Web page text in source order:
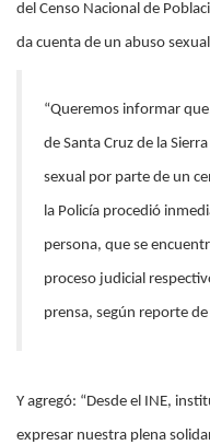
del Censo Nacional de
da cuenta de un abuso
“Queremos informar
de Santa Cruz de la
sexual por parte de un
la Policía procedió
persona, que se
proceso judicial
prensa, según reporte de
Y agregó: “Desde el INE,
expresar nuestra plena